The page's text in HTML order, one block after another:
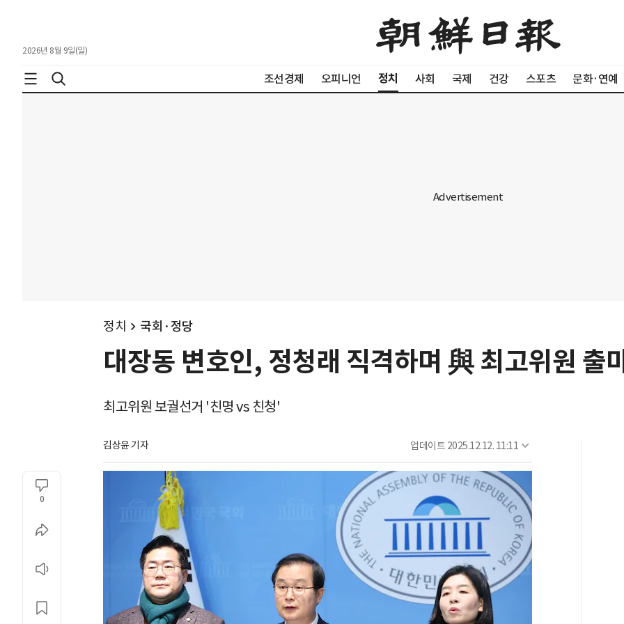
2026년 8월 9일(일)
조선경제 오피니언 정치 사회 국제 건강 스포츠 문화·연예
정치 국회·정당
대장동 변호인, 정청래 직격하며 與 최고위원 출
최고위원 보궐선거 '친명 vs 친청'
김상윤 기자 업데이트 2025.12.12. 11:11
0